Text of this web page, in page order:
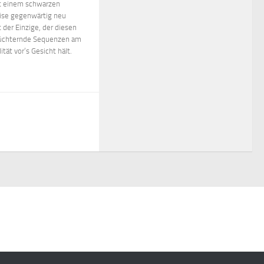
schwarzen
gegenwärtig neu
Einzige, der diesen
Sequenzen am
vor‘s Gesicht hält.